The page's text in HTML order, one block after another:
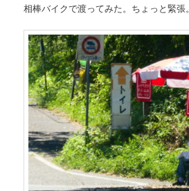
相棒バイクで渡ってみた。ちょっと緊張。